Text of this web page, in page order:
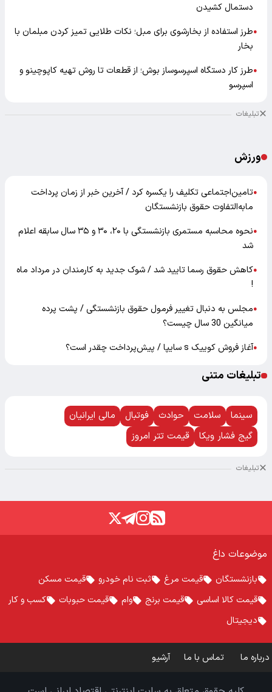
دستمال کشیدن
●طرز استفاده از بخارشوی برای مبل؛ نکات طلایی تمیز کردن مبلمان با
بخار
●طرز کار دستگاه اسپرسوساز بوش؛ از قطعات تا روش تهیه کاپوچینو و
اسپرسو
تبلیغات
ورزش
●تامین‌اجتماعی تکلیف را یکسره کرد / آخرین خبر از زمان پرداخت
مابه‌التفاوت حقوق بازنشستگان
●
نحوه محاسبه مستمری بازنشستگی با ۲۰، ۳۰ و ۳۵ سال سابقه اعلام
شد
●کاهش حقوق رسما تایید شد / شوک جدید به کارمندان در مرداد ماه
!
●مجلس به دنبال تغییر فرمول حقوق بازنشستگی / پشت پرده
میانگین 30 سال چیست؟
●آغاز فروش کوییک s سایپا / پیش‌پرداخت چقدر است؟
تبلیغات متنی
سینما سلامت حوادث فوتبال
مالی ایرانیان
گیج فشار ویکا
قیمت تتر امروز
تبلیغات
موضوعات داغ
بازنشستگان قیمت مرغ ثبت نام خودرو
قیمت مسکن
قیمت کالا اساسی
قیمت برنج وام قیمت حبوبات
کسب و کار
دیجیتال
درباره ما تماس با ما آرشیو